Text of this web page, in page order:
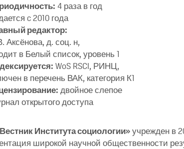
4 раза в год
c 2010 года
редактор:
Аксёнова, д. соц. н,
в Белый список, уровень 1
WoS RSCI, РИНЦ,
в перечень ВАК, категория К1
двойное слепое
открытого доступа
Института социологии»учрежден в
широкой научной общественности